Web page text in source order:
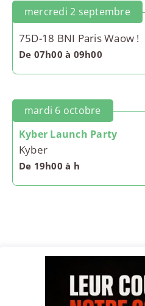
mercredi 2 septembre
75D-18 BNI Paris Waow !
De 07h00 à 09h00
mardi 6 octobre
Kyber Launch Party
Kyber
De 19h00 à h